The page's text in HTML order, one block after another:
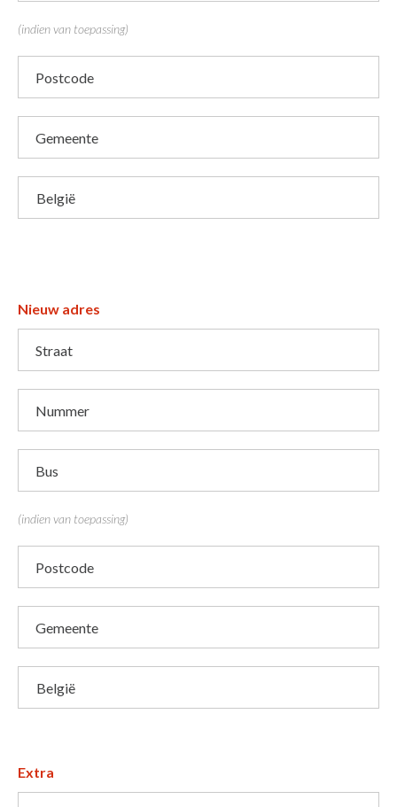
(indien van toepassing)
Postcode
Gemeente
Nieuw adres
Straat
Nummer
Bus
(indien van toepassing)
Postcode
Gemeente
Extra